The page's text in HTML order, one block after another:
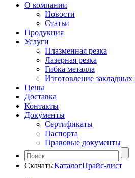
О компании
Новости
Статьи
Продукция
Услуги
Плазменная резка
Лазерная резка
Гибка металла
Изготовление закладных
Цены
Доставка
Контакты
Документы
Сертификаты
Паспорта
Правовые документы
Скачать:КаталогПрайс-лист